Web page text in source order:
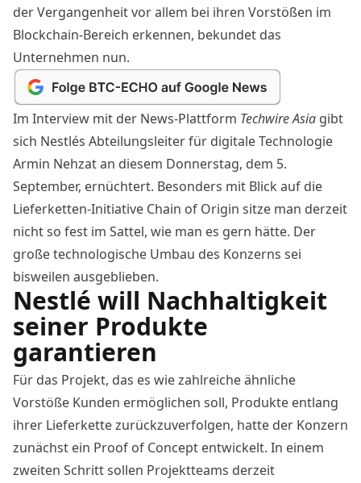
der Vergangenheit vor allem bei ihren Vorstößen im
Blockchain-Bereich erkennen, bekundet das
Unternehmen nun.
Im Interview mit der News-Plattform Techwire Asia gibt
sich Nestlés Abteilungsleiter für digitale Technologie
Armin Nehzat an diesem Donnerstag, dem 5.
September, ernüchtert. Besonders mit Blick auf die
Lieferketten-Initiative Chain of Origin sitze man derzeit
nicht so fest im Sattel, wie man es gern hätte. Der
große technologische Umbau des Konzerns sei
bisweilen ausgeblieben.
Nestlé will Nachhaltigkeit
seiner Produkte
garantieren
Für das Projekt, das es wiezahlreiche ähnliche
Vorstöße Kunden ermöglichen soll, Produkte entlang
ihrer Lieferkette zurückzuverfolgen, hatte der Konzern
zunächst ein Proof of Concept entwickelt. In einem
zweiten Schritt sollen Projektteams derzeit